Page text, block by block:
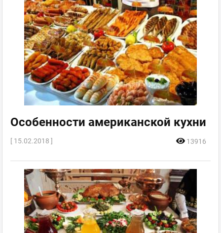
Особенности американской кухни
[ 15.02.2018 ] 13916